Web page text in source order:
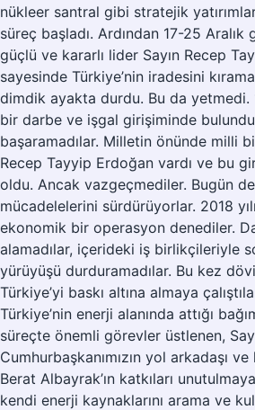
nükleer santral gibi stratejik
süreç başladı. Ardından 17-25
güçlü ve kararlı lider Sayın Recep
sayesinde Türkiye’nin iradesini
dimdik ayakta durdu. Bu da yetmedi.
bir darbe ve işgal girişiminde
başaramadılar. Milletin önünde milli
Recep Tayyip Erdoğan vardı ve bu
oldu. Ancak vazgeçmediler. Bugün
mücadelelerini sürdürüyorlar. 2018
ekonomik bir operasyon denediler.
alamadılar, içerideki iş birlikçileriyle
yürüyüşü durduramadılar. Bu kez
Türkiye’yi baskı altına almaya
Türkiye’nin enerji alanında attığı
süreçte önemli görevler üstlenen,
Cumhurbaşkanımızın yol arkadaşı
Berat Albayrak’ın katkıları
kendi enerji kaynaklarını arama ve